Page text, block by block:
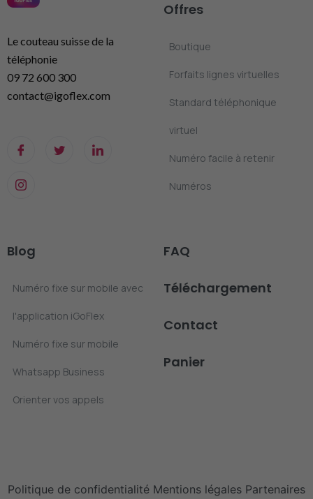
Le couteau suisse de la
téléphonie
09 72 600 300
contact@igoflex.com
Offres
Boutique
Forfaits lignes virtuelles
Standard téléphonique
virtuel
Numéro facile à retenir
Numéros
Blog
Numéro fixe sur mobile avec
l'application iGoFlex
Numéro fixe sur mobile
Whatsapp Business
Orienter vos appels
FAQ
Téléchargement
Contact
Panier
Politique de confidentialité Mentions légales Partenaires